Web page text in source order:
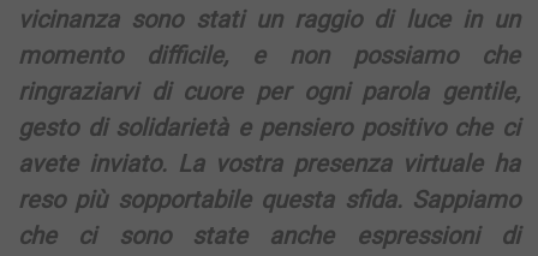
vicinanza sono stati un raggio di luce in un
momento difficile, e non possiamo che
ringraziarvi di cuore per ogni parola gentile,
gesto di solidarietà e pensiero positivo che ci
avete inviato. La vostra presenza virtuale ha
reso più sopportabile questa sfida. Sappiamo
che ci sono state anche espressioni di